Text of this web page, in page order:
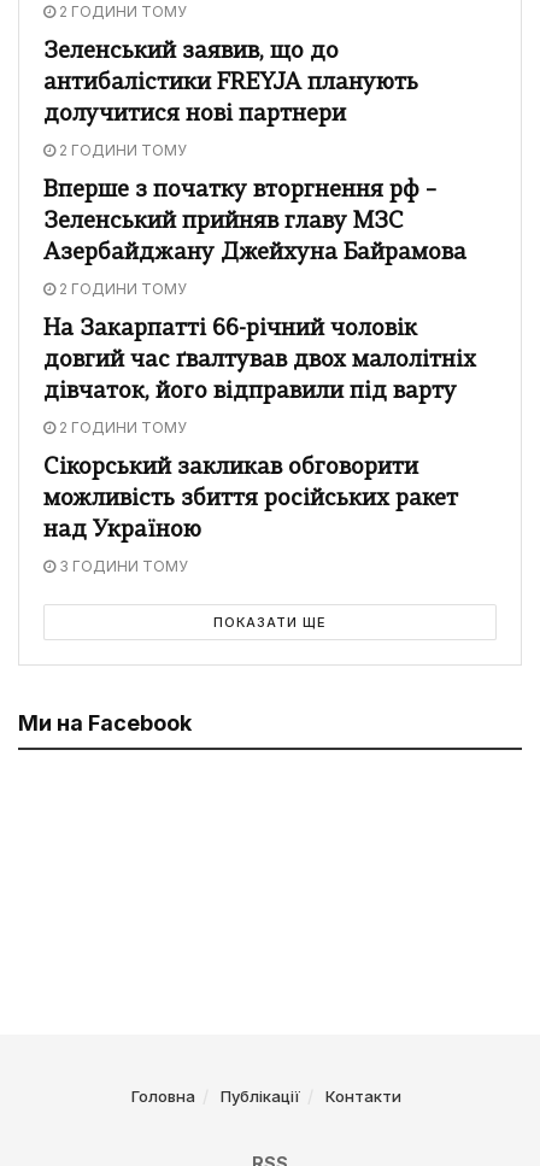
2 ГОДИНИ ТОМУ
Зеленський заявив, що до
антибалістики FREYJA планують
долучитися нові партнери
2 ГОДИНИ ТОМУ
Вперше з початку вторгнення рф –
Зеленський прийняв главу МЗС
Азербайджану Джейхуна Байрамова
2 ГОДИНИ ТОМУ
На Закарпатті 66-річний чоловік
довгий час ґвалтував двох малолітніх
дівчаток, його відправили під варту
2 ГОДИНИ ТОМУ
Сікорський закликав обговорити
можливість збиття російських ракет
над Україною
3 ГОДИНИ ТОМУ
ПОКАЗАТИ ЩЕ
Ми на Facebook
Головна Публікації Контакти